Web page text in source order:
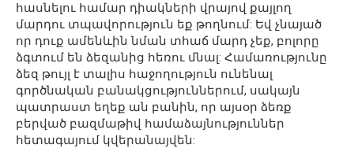
հասնելու համար դիակների վրայով քայլող
մարդու տպավորություն եք թողնում: Եվ չնայած
որ դուք ամենևին նման տհաճ մարդ չեք, բոլորը
ձգտում են ձեզանից հեռու մնալ: Համառությունը
ձեզ թույլ է տալիս հաջողություն ունենալ
գործնական բանակցություններում, սակայն
պատրաստ եղեք ան բանին, որ այսօր ձեռք
բերված բազմաթիվ համաձայնություններ
հետագայում կվերանայվեն: